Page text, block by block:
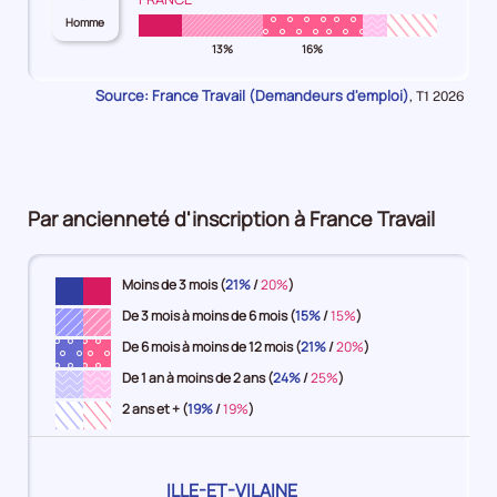
9%
Homme
le
territoire
34
49
ans
54ans
6%
des
hommes
territoire
Hommes
24
Hommes
34
13%
Hommes
49
16%
Hommes
54
Hommes
ans
Source: France Travail (Demandeurs d'emploi), Données
T1 2026
Par ancienneté d'inscription à France Travail
Moins de 3 mois (21%/20%)
De 3 mois à moins de 6 mois (15%/15%)
De 6 mois à moins de 12 mois (21%/20%)
De 1 an à moins de 2 ans (24%/25%)
2 ans et + (19%/19%)
Pour
ILLE-ET-VILAINE